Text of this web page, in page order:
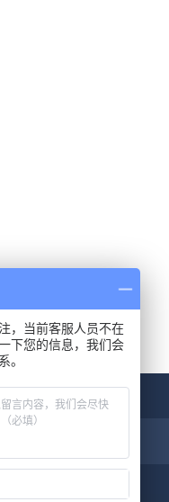
，当前客服人员不在
下您的信息，我们会
。